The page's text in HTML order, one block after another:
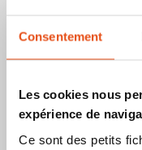
Consentement
Les cookies nous
expérience de
Ce sont des petits
Indice de sécurité :
1 2 3 4 5 6 7
Voir le produit